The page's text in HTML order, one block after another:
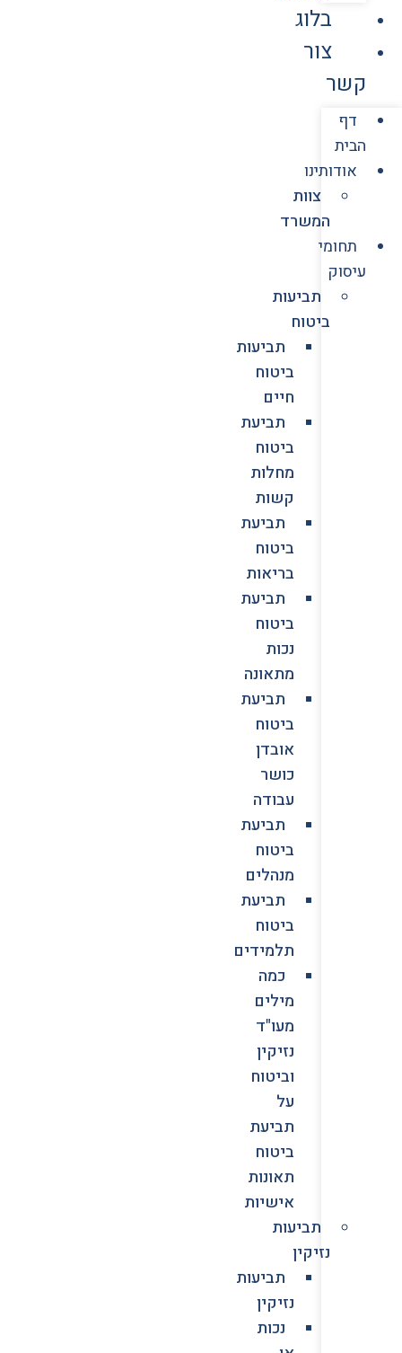
בלוג
צור
קשר
דף
הבית
אודותינו
צוות
המשרד
תחומי
עיסוק
תביעות
ביטוח
תביעות
ביטוח
חיים
תביעת
ביטוח
מחלות
קשות
תביעת
ביטוח
בריאות
תביעת
ביטוח
נכות
מתאונה
תביעת
ביטוח
אובדן
כושר
עבודה
תביעת
ביטוח
מנהלים
תביעת
ביטוח
תלמידים
כמה
מילים
מעו"ד
נזיקין
וביטוח
על
תביעת
ביטוח
תאונות
אישיות
תביעות
נזיקין
תביעות
נזיקין
נכות